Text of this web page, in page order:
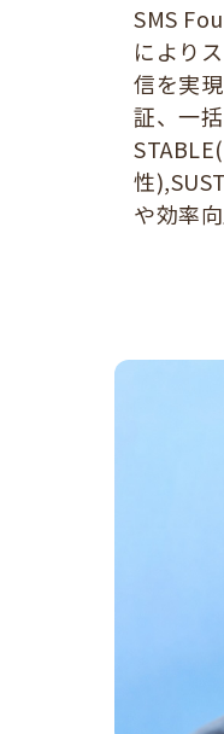
SMS
により
信を実
証、一
性
や効率